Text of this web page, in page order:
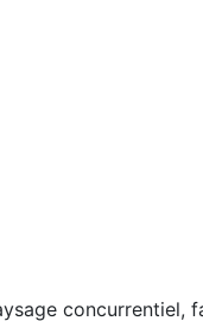
concurrentiel,